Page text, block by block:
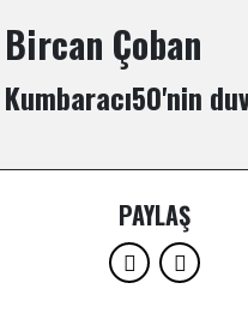
Bircan Çoban
Kumbaracı50'nin
PAYLAŞ